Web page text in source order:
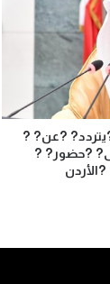
?عن? ?
?حضور? ?